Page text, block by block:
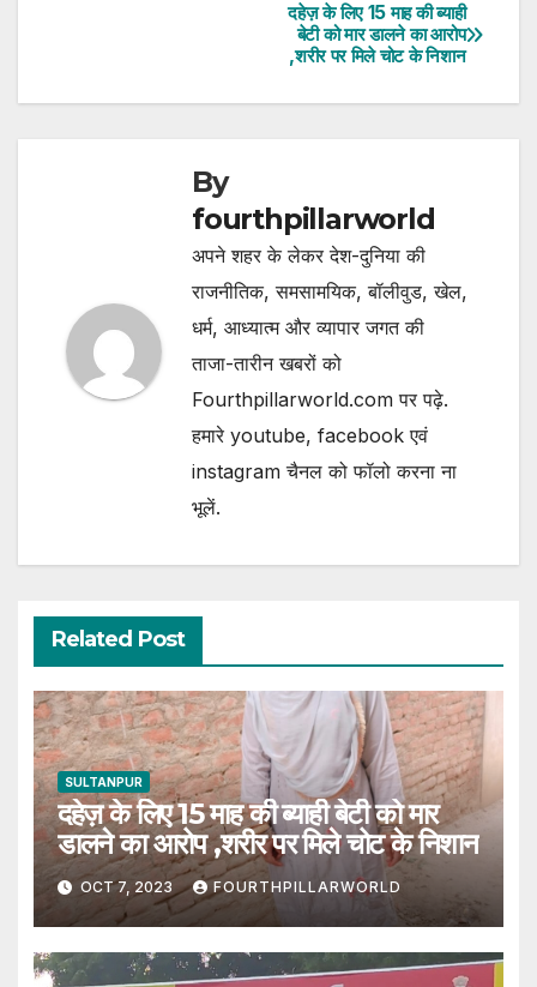
दहेज़ के लिए 15 माह की ब्याही
बेटी को मार डालने का आरोप
,शरीर पर मिले चोट के निशान
By
fourthpillarworld
अपने शहर के लेकर देश-दुनिया की
राजनीतिक, समसामयिक, बॉलीवुड, खेल,
धर्म, आध्यात्म और व्यापार जगत की
ताजा-तारीन खबरों को
Fourthpillarworld.com पर पढ़े.
हमारे youtube, facebook एवं
instagram चैनल को फॉलो करना ना
भूलें.
Related Post
SULTANPUR
दहेज़ के लिए 15 माह की ब्याही बेटी को मार
डालने का आरोप ,शरीर पर मिले चोट के निशान
OCT 7, 2023 FOURTHPILLARWORLD